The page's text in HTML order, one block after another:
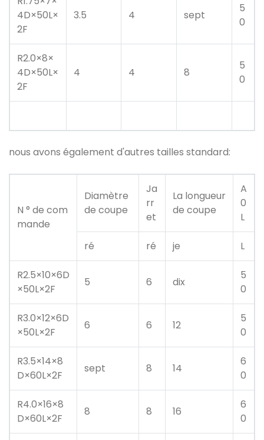
4D×50L×
2F
3.5 4 sept
5
0
R2.0×8×
4D×50L×
2F
4 4 8
5
0
nous avons également d'autres tailles standard:
N ° de com
mande
Diamètre
de coupe
Ja
rr
et
La longueur
de coupe
A
0
L
ré ré je L
R2.5×10×6D
×50L×2F
5 6 dix
5
0
R3.0×12×6D
×50L×2F
6 6 12
5
0
R3.5×14×8
D×60L×2F
sept 8 14
6
0
R4.0×16×8
D×60L×2F
8 8 16
6
0